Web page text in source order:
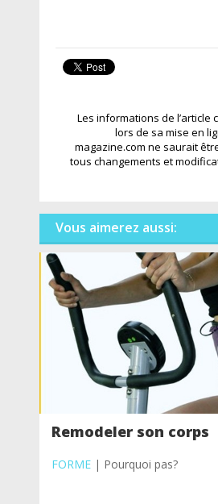
Les informations de
lors de sa mise en
magazine.com ne saurait
tous changements et
Vous aimerez aussi:
Remodeler son corps
FORME| Pourquoi pas?